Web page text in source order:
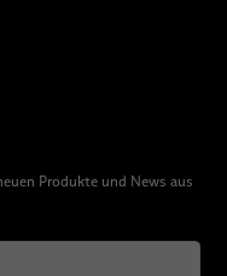
Produkte und News aus